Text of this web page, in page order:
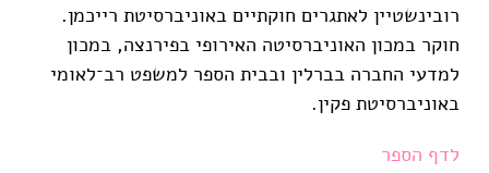
רובינשטיין לאתגרים חוקתיים באוניברסיטת רייכמן.
חוקר במכון האוניברסיטה האירופי בפירנצה, במכון
למדעי החברה בברלין ובבית הספר למשפט רב־לאומי
באוניברסיטת פקין.
לדף הספר